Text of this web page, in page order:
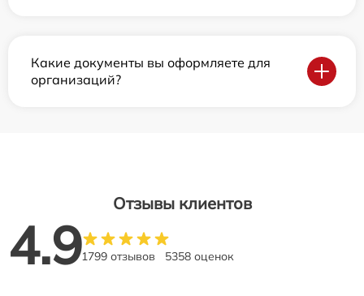
Какие документы вы оформляете для
организаций?
Отзывы клиентов
4.91799 отзывов 5358 оценок